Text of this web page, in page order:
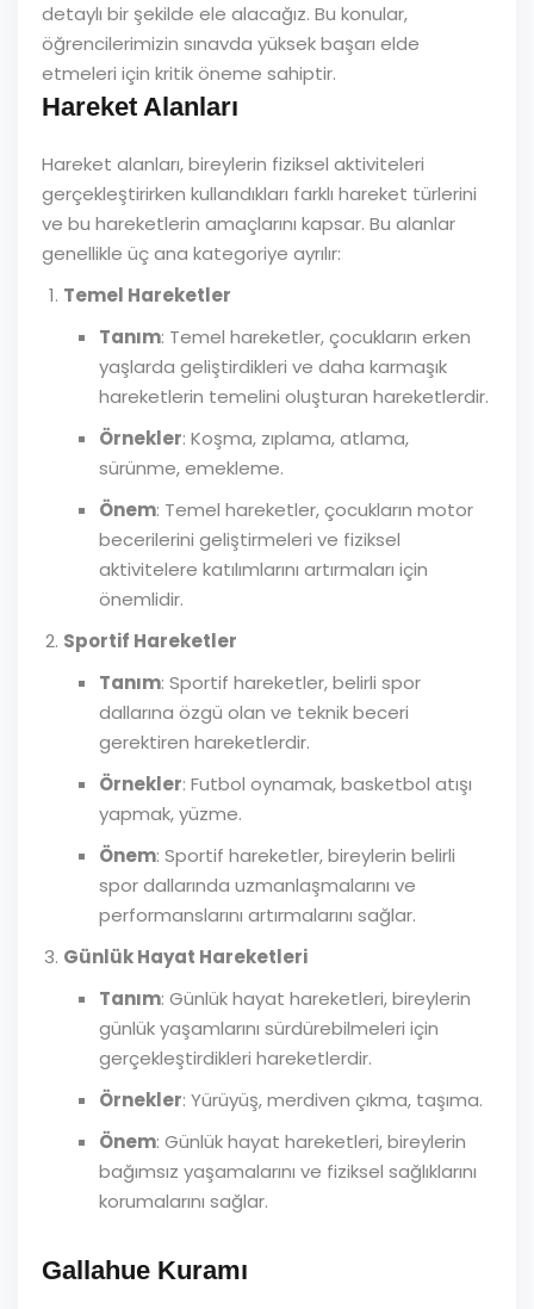
detaylı bir şekilde ele alacağız. Bu konular,
öğrencilerimizin sınavda yüksek başarı elde
etmeleri için kritik öneme sahiptir.
Hareket Alanları
Hareket alanları, bireylerin fiziksel aktiviteleri
gerçekleştirirken kullandıkları farklı hareket türlerini
ve bu hareketlerin amaçlarını kapsar. Bu alanlar
genellikle üç ana kategoriye ayrılır:
Temel Hareketler
Tanım: Temel hareketler, çocukların erken
yaşlarda geliştirdikleri ve daha karmaşık
hareketlerin temelini oluşturan hareketlerdir.
Örnekler: Koşma, zıplama, atlama,
sürünme, emekleme.
Önem: Temel hareketler, çocukların motor
becerilerini geliştirmeleri ve fiziksel
aktivitelere katılımlarını artırmaları için
önemlidir.
Sportif Hareketler
Tanım: Sportif hareketler, belirli spor
dallarına özgü olan ve teknik beceri
gerektiren hareketlerdir.
Örnekler: Futbol oynamak, basketbol atışı
yapmak, yüzme.
Önem: Sportif hareketler, bireylerin belirli
spor dallarında uzmanlaşmalarını ve
performanslarını artırmalarını sağlar.
Günlük Hayat Hareketleri
Tanım: Günlük hayat hareketleri, bireylerin
günlük yaşamlarını sürdürebilmeleri için
gerçekleştirdikleri hareketlerdir.
Örnekler: Yürüyüş, merdiven çıkma, taşıma.
Önem: Günlük hayat hareketleri, bireylerin
bağımsız yaşamalarını ve fiziksel sağlıklarını
korumalarını sağlar.
Gallahue Kuramı